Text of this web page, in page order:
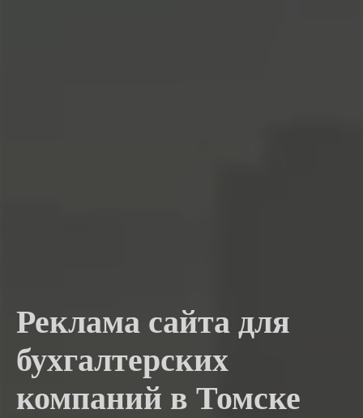
Реклама сайта для
бухгалтерских
компаний в Томске